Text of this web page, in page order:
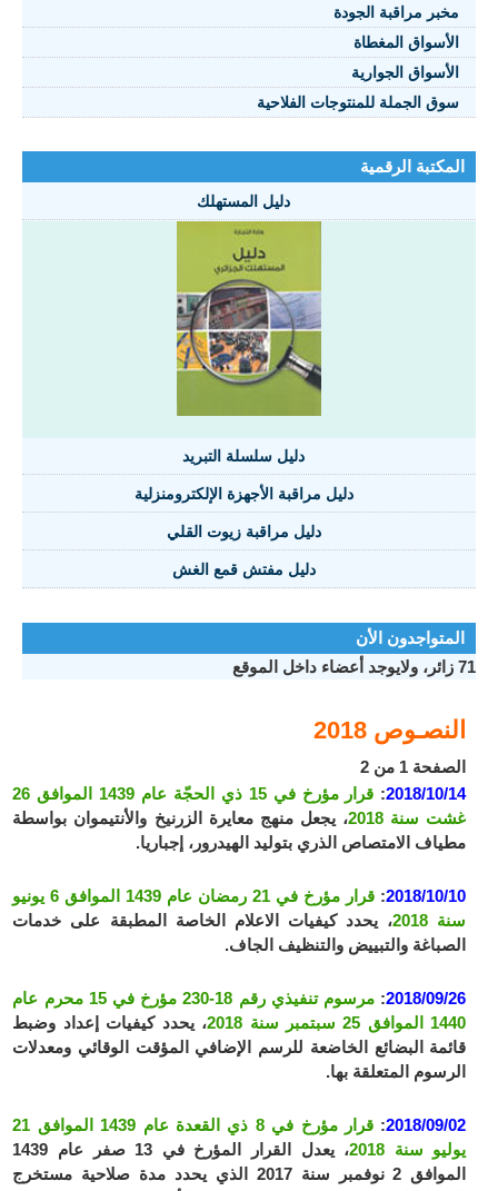
مخبر مراقبة الجودة
الأسواق المغطاة
الأسواق الجوارية
سوق الجملة للمنتوجات الفلاحية
المكتبة الرقمية
دليل المستهلك
دليل سلسلة التبريد
دليل مراقبة الأجهزة الإلكترومنزلية
دليل مراقبة زيوت القلي
دليل مفتش قمع الغش
المتواجدون الأن
71 زائر، ولايوجد أعضاء داخل الموقع
النصـوص 2018
الصفحة 1 من 2
2018/10/14
:
قرار مؤرخ في 15 ذي الحجّة عام 1439 الموافق 26
غشت سنة 2018
، يجعل منهج معايرة الزرنيخ والأنتيموان بواسطة
مطياف الامتصاص الذري بتوليد الهيدرور، إجباريا.
2018/10/10
:
قرار مؤرخ في 21 رمضان عام 1439 الموافق 6 يونيو
سنة 2018
، يحدد كيفيات الاعلام الخاصة المطبقة على خدمات
الصباغة والتبييض والتنظيف الجاف.
2018/09/26
:
مرسوم تنفيذي رقم 18-230 مؤرخ في 15 محرم عام
1440 الموافق 25 سبتمبر سنة 2018
، يحدد كيفيات إعداد وضبط
قائمة البضائع الخاضعة للرسم الإضافي المؤقت الوقائي ومعدلات
الرسوم المتعلقة بها.
2018/09/02
:
قرار مؤرخ في 8 ذي القعدة عام 1439 الموافق 21
يوليو سنة 2018
، يعدل القرار المؤرخ في 13 صفر عام 1439
الموافق 2 نوفمبر سنة 2017 الذي يحدد مدة صلاحية مستخرج